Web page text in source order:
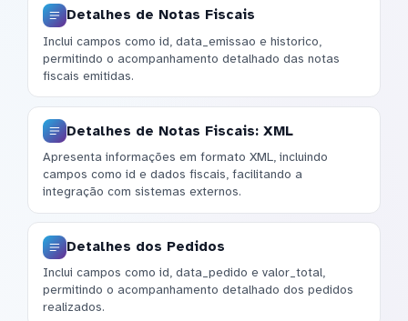
Detalhes de Notas Fiscais
Inclui campos como id, data_emissao e historico,
permitindo o acompanhamento detalhado das notas
fiscais emitidas.
Detalhes de Notas Fiscais: XML
Apresenta informações em formato XML, incluindo
campos como id e dados fiscais, facilitando a
integração com sistemas externos.
Detalhes dos Pedidos
Inclui campos como id, data_pedido e valor_total,
permitindo o acompanhamento detalhado dos pedidos
realizados.